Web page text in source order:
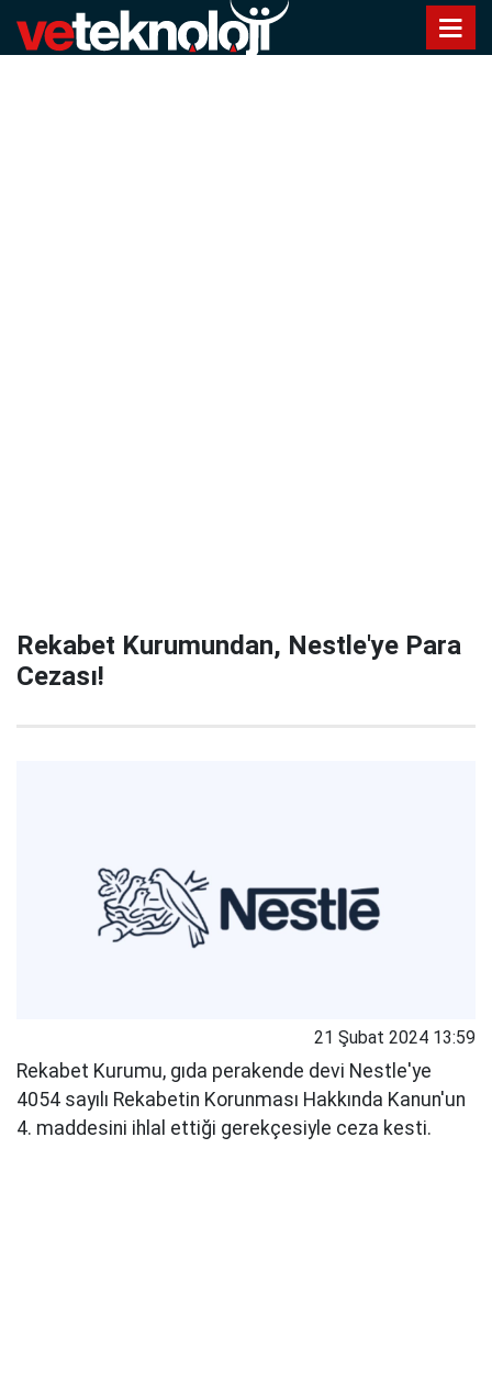
Rekabet Kurumundan, Nestle'ye Para
Cezası!
21 Şubat 2024 13:59
Rekabet Kurumu, gıda perakende devi Nestle'ye
4054 sayılı Rekabetin Korunması Hakkında Kanun'un
4. maddesini ihlal ettiği gerekçesiyle ceza kesti.